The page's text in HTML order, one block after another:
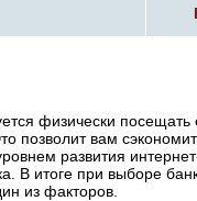
физически
позволит вам
развития
В итоге при выборе
из факторов.